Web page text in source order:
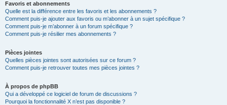
Favoris et abonnements
Quelle est la différence entre les favoris et les abonnements ?
Comment puis-je ajouter aux favoris ou m’abonner à un sujet spécifique ?
Comment puis-je m’abonner à un forum spécifique ?
Comment puis-je résilier mes abonnements ?
Pièces jointes
Quelles pièces jointes sont autorisées sur ce forum ?
Comment puis-je retrouver toutes mes pièces jointes ?
À propos de phpBB
Qui a développé ce logiciel de forum de discussions ?
Pourquoi la fonctionnalité X n’est pas disponible ?